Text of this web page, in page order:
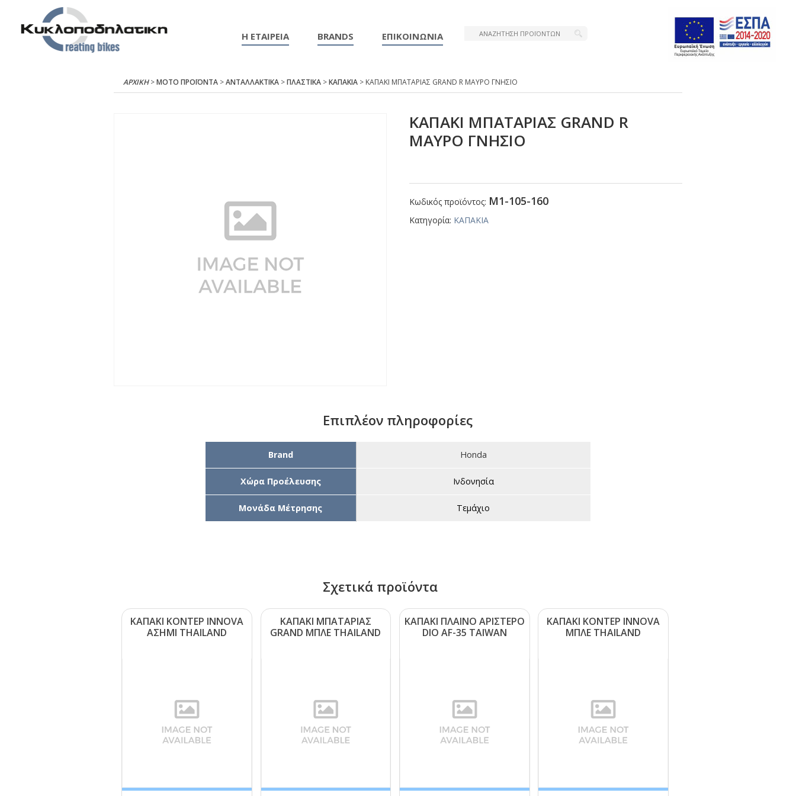
Η ΕΤΑΙΡΕΙΑ BRANDS ΕΠΙΚΟΙΝΩΝΙΑ
ΑΡΧΙΚΉ>ΜΟΤΟ ΠΡΟΪΟΝΤΑ>ΑΝΤΑΛΛΑΚΤΙΚΑ>ΠΛΑΣΤΙΚΑ>ΚΑΠΑΚΙΑ> ΚΑΠΑΚΙ ΜΠΑΤΑΡΙΑΣ GRΑΝD R ΜΑΥΡΟ ΓΝΗΣΙΟ
ΚΑΠΑΚΙ ΜΠΑΤΑΡΙΑΣ GRΑΝD R
ΜΑΥΡΟ ΓΝΗΣΙΟ
Κωδικός προϊόντος: Μ1-105-160
Κατηγορία: ΚΑΠΑΚΙΑ
Επιπλέον πληροφορίες
Brand Honda
Χώρα Προέλευσης Ινδονησία
Μονάδα Μέτρησης Τεμάχιο
Σχετικά προϊόντα
ΚΑΠΑΚΙ ΚΟΝΤΕΡ ΙΝΝΟVΑ
ΑΣΗΜΙ ΤΗΑΙLΑΝD
ΚΑΠΑΚΙ ΜΠΑΤΑΡΙΑΣ
GRΑΝD ΜΠΛΕ ΤΗΑΙLΑΝD
ΚΑΠΑΚΙ ΠΛΑΙΝΟ ΑΡΙΣΤΕΡΟ
DΙΟ ΑF-35 ΤΑΙWΑΝ
ΚΑΠΑΚΙ ΚΟΝΤΕΡ ΙΝΝΟVΑ
ΜΠΛΕ ΤΗΑΙLΑΝD